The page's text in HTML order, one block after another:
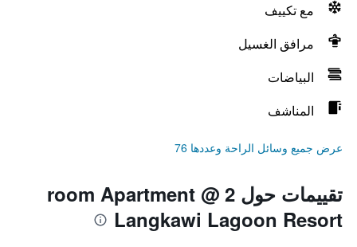
مع تكييف
مرافق الغسيل
البياضات
المناشف
عرض جميع وسائل الراحة وعددها 76
تقييمات حول 2 room Apartment @
Langkawi Lagoon Resort